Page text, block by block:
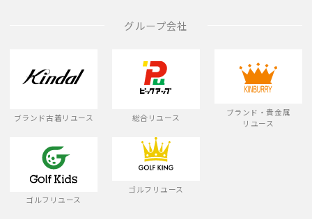
グループ会社
ブランド古着リユース 総合リユース
ブランド・貴金属
リユース
ゴルフリユース
ゴルフリユース